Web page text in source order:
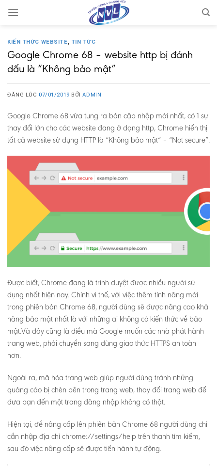
KIẾN THỨC WEBSITE, TIN TỨC
Google Chrome 68 – website http bị đánh
dấu là “Không bảo mật”
ĐĂNG LÚC 07/01/2019 BỞIADMIN
Google Chrome 68 vừa tung ra bản cập nhập mới nhất, có 1 sự
thay đổi lớn cho các website đang ở dạng http, Chrome hiển thị
tất cả website sử dụng HTTP là “Không bảo mật” – “Not secure”.
Được biết, Chrome đang là trình duyệt được nhiều người sử
dụng nhất hiện nay. Chính vì thế, với việc thêm tính năng mới
trong phiên bản Chrome 68, người dùng sẽ được nâng cao khả
năng bảo mật nhất là với những ai không có kiến thức về bảo
mật.Và đây cũng là điều mà Google muốn các nhà phát hành
trang web, phải chuyển sang dùng giao thức HTTPS an toàn
hơn.
Ngoài ra, mã hóa trang web giúp người dùng tránh những
quảng cáo bị chèn bên trong trang web, thay đổi trang web để
đưa bạn đến một trang đăng nhập không có thật.
Hiện tại, để nâng cấp lên phiên bản Chrome 68 người dùng chỉ
cần nhập địa chỉ chrome://settings/help trên thanh tìm kiếm,
sau đó việc nâng cấp sẽ được tiến hành tự động.